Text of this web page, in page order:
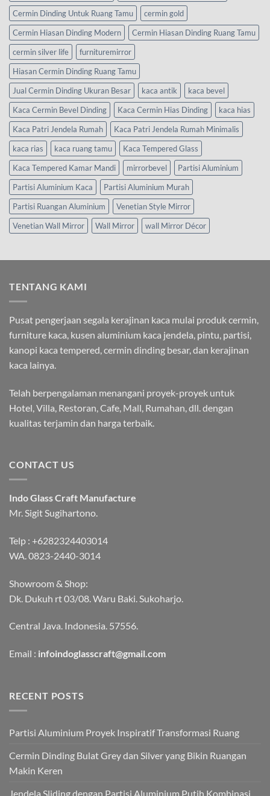
Cermin Dinding Untuk Ruang Tamu
cermin gold
Cermin Hiasan Dinding Modern
Cermin Hiasan Dinding Ruang Tamu
cermin silver life
furnituremirror
Hiasan Cermin Dinding Ruang Tamu
Jual Cermin Dinding Ukuran Besar
kaca antik
kaca bevel
Kaca Cermin Bevel Dinding
Kaca Cermin Hias Dinding
kaca hias
Kaca Patri Jendela Rumah
Kaca Patri Jendela Rumah Minimalis
kaca rias
kaca ruang tamu
Kaca Tempered Glass
Kaca Tempered Kamar Mandi
mirrorbevel
Partisi Aluminium
Partisi Aluminium Kaca
Partisi Aluminium Murah
Partisi Ruangan Aluminium
Venetian Style Mirror
Venetian Wall Mirror
Wall Mirror wall Mirror Décor
TENTANG KAMI
Pusat pengerjaan segala kerajinan kaca mulai produk cermin,
furniture kaca, kusen aluminium kaca jendela, pintu, partisi,
kanopi kaca tempered, cermin dinding besar, dan kerajinan
kaca lainya.
Telah berpengalaman menangani proyek-proyek untuk
Hotel, Villa, Restoran, Cafe, Mall, Rumahan, dll. dengan
kualitas terjamin dan harga terbaik.
CONTACT US
Indo Glass Craft Manufacture
Mr. Sigit Sugihartono.
Telp : +6282324403014
WA. 0823-2440-3014
Showroom & Shop:
Dk. Dukuh rt 03/08. Waru Baki. Sukoharjo.
Central Java. Indonesia. 57556.
Email : infoindoglasscraft@gmail.com
RECENT POSTS
Partisi Aluminium Proyek Inspiratif Transformasi Ruang
Cermin Dinding Bulat Grey dan Silver yang Bikin Ruangan
Makin Keren
Jendela Sliding dengan Partisi Aluminium Putih Kombinasi